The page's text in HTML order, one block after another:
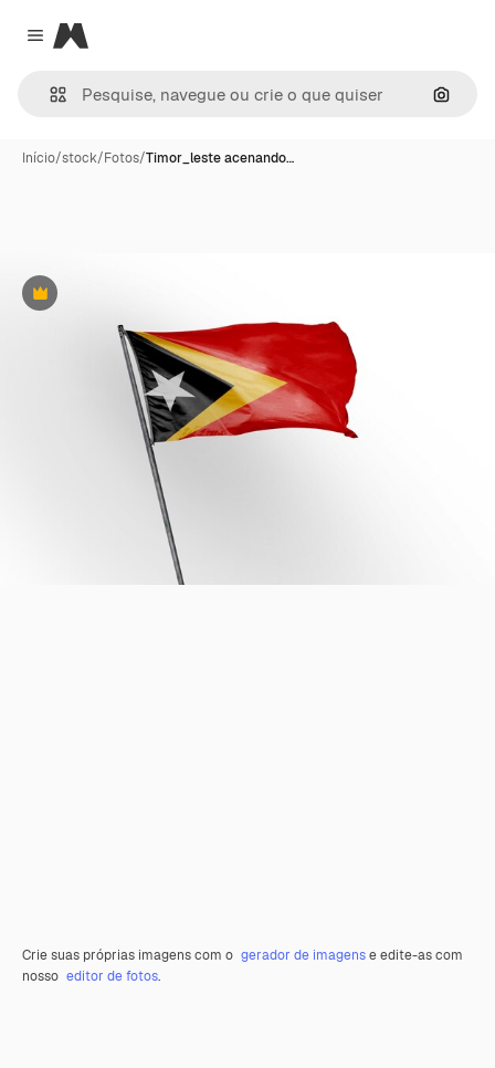
Close menu
Magnific
Início/stock/Fotos/Timor_leste acenando…
Premium
Crie suas próprias imagens com o gerador de imagense edite-as com
nosso editor de fotos.